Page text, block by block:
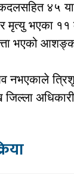
४५
मृत्यु
भएको
नभएकाले